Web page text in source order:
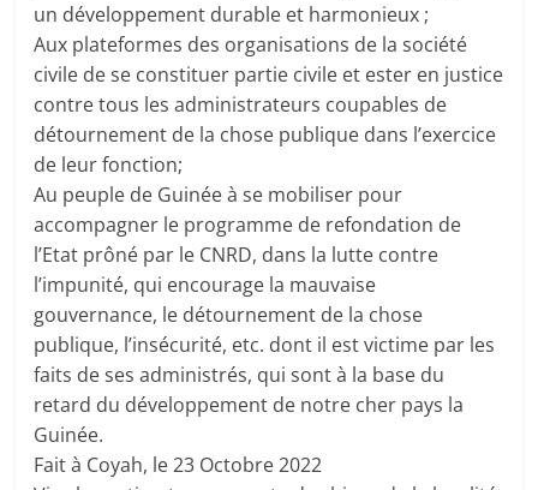
un développement durable et harmonieux ;
Aux plateformes des organisations de la société
civile de se constituer partie civile et ester en justice
contre tous les administrateurs coupables de
détournement de la chose publique dans l’exercice
de leur fonction;
Au peuple de Guinée à se mobiliser pour
accompagner le programme de refondation de
l’Etat prôné par le CNRD, dans la lutte contre
l’impunité, qui encourage la mauvaise
gouvernance, le détournement de la chose
publique, l’insécurité, etc. dont il est victime par les
faits de ses administrés, qui sont à la base du
retard du développement de notre cher pays la
Guinée.
Fait à Coyah, le 23 Octobre 2022